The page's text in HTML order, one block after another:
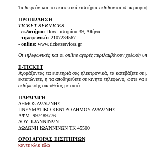
Τα δωρεάν και τα εκπτωτικά εισιτήρια εκδίδονται σε
ΠΡΟΠΩΛΗΣΗ
TICKET SERVICES
- εκδοτήριο: Πανεπιστημίου 39, Αθήνα
- τηλεφωνικά:2107234567
- online:www.ticketservices.gr
Οι τηλεφωνικές και οι online αγορές περιλαμβάνουν χρέωση
E-TICKET
Αγοράζοντας τα εισιτήριά σας ηλεκτρονικά, τα κατεβάζετε
εκτυπώνετε, ή τα αποθηκεύετε σε κινητό τηλέφωνο, ώστε να
εκδήλωσης απευθείας με αυτά.
ΠΑΡΑΓΩΓΗ
ΔΗΜΟΣ ΔΩΔΩΝΗΣ
ΠΝΕΥΜΑΤΙΚΟ ΚΕΝΤΡΟ ΔΗΜΟΥ ΔΩΔΩΝΗΣ
ΑΦΜ: 997489776
ΔΟΥ: ΙΩΑΝΝΙΝΩΝ
ΔΩΔΩΝΗ ΙΩΑΝΝΙΝΩΝ ΤΚ 45500
ΟΡΟΙ ΑΓΟΡΑΣ ΕΙΣΙΤΗΡΙΩΝ
κάντε κλικ εδώ